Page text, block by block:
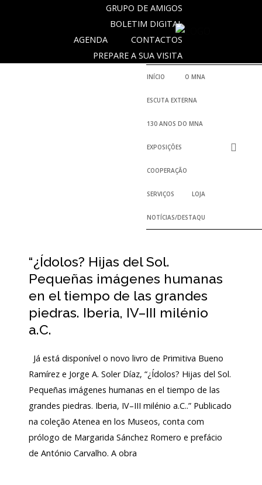
Login
EXTERNA
MNA
GRUPO DE AMIGOS
BOLETIM DIGITAL
CONTACTOS
AGENDA
PREPARE A SUA VISITA
INÍCIO O MNA
ESCUTA EXTERNA
130 ANOS DO MNA
EXPOSIÇÕES
COOPERAÇÃO
SERVIÇOS LOJA
NOTÍCIAS/DESTAQUES
“¿Ídolos? Hijas del Sol.
Pequeñas imágenes humanas
en el tiempo de las grandes
piedras. Iberia, IV–III milénio
a.C.
Já está disponível o novo livro de Primitiva Bueno
Ramírez e Jorge A. Soler Díaz, “¿Ídolos? Hijas del Sol.
Pequeñas imágenes humanas en el tiempo de las
grandes piedras. Iberia, IV–III milénio a.C..” Publicado
na coleção Atenea en los Museos, conta com
prólogo de Margarida Sánchez Romero e prefácio
de António Carvalho. A obra